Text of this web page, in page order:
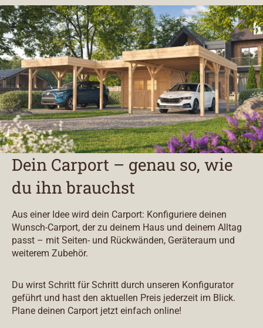
Dein Carport – genau so, wie
du ihn brauchst
Aus einer Idee wird dein Carport: Konfiguriere deinen
Wunsch-Carport, der zu deinem Haus und deinem Alltag
passt – mit Seiten- und Rückwänden, Geräteraum und
weiterem Zubehör.
Du wirst Schritt für Schritt durch unseren Konfigurator
geführt und hast den aktuellen Preis jederzeit im Blick.
Plane deinen Carport jetzt einfach online!